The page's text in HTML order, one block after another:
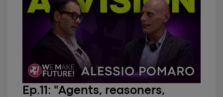
Ep.11: "Agents, reasoners,